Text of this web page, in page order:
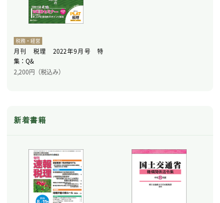
税務・経営
月刊 税理 2022年9月号 特
集：Q&
2,200円（税込み）
新着書籍